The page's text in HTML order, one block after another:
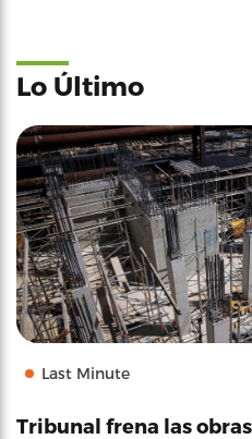
Lo Último
Last Minute
Tribunal frena las